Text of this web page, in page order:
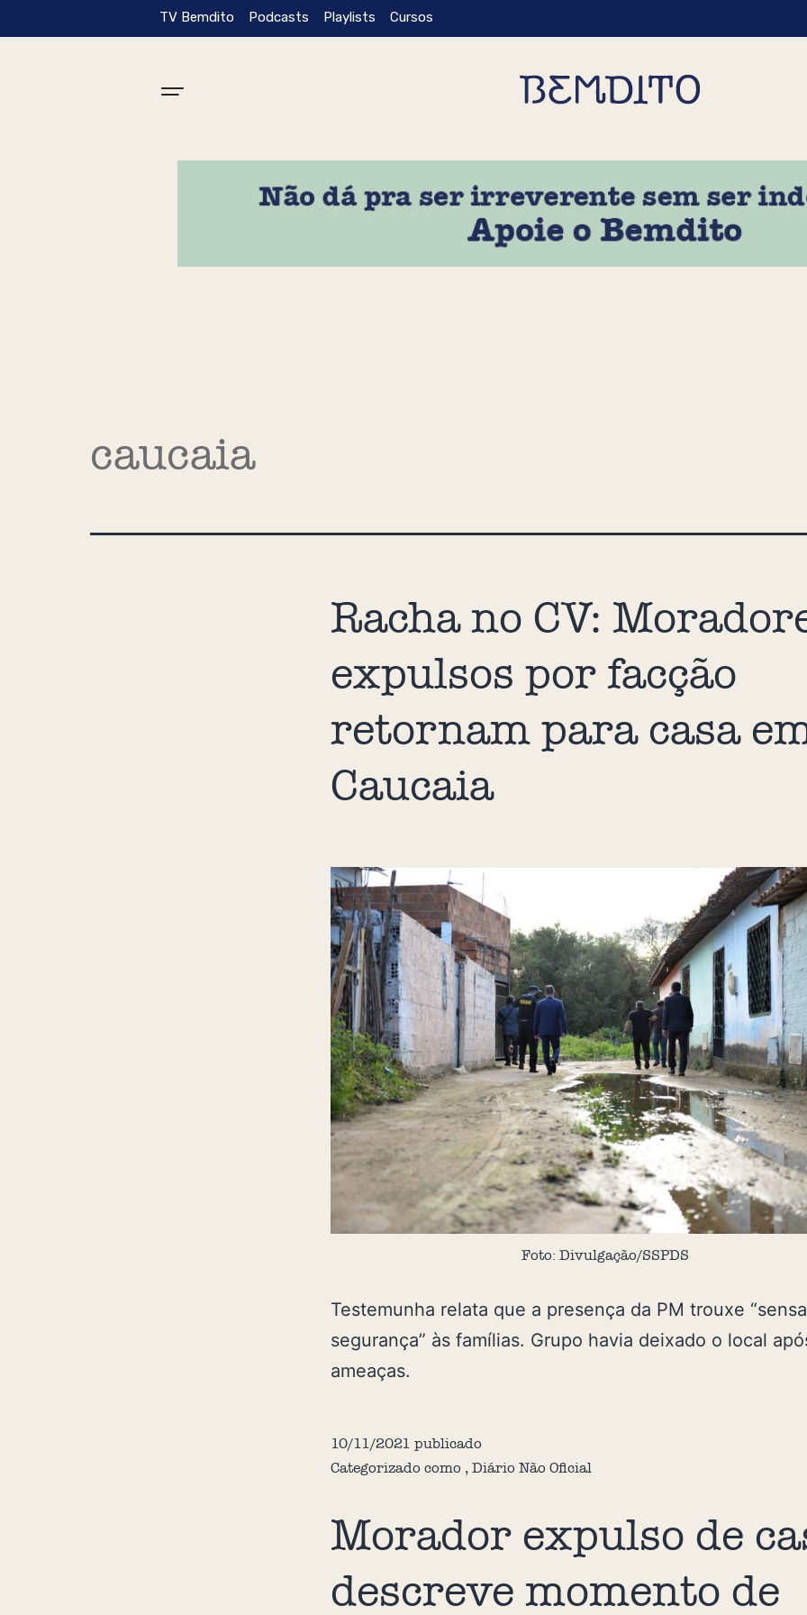
TV Bemdito Podcasts Playlists Cursos
caucaia
Racha no CV:
expulsos por facção
retornam para casa
Caucaia
Foto: Divulgação/SSPDS
Testemunha relata que a presença da PM trouxe
segurança” às famílias. Grupo havia deixado o local
ameaças.
10/11/2021 publicado
Categorizado como , Diário Não Oficial
Morador expulso de
descreve momento de